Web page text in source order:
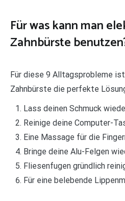
Für was kann man
Zahnbürste
Für diese 9 Alltagsprobleme
Zahnbürste die perfekte
Lass deinen Schmuck
Reinige deine Computer-
Eine Massage für die
Bringe deine Alu-Felgen
Fliesenfugen gründlich
Für eine belebende